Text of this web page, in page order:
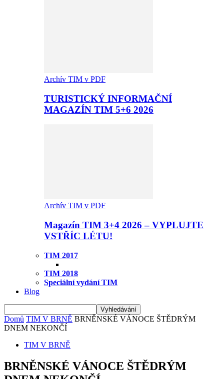
Archív TIM v PDF
TURISTICKÝ INFORMAČNÍ
MAGAZÍN TIM 5+6 2026
Archív TIM v PDF
Magazín TIM 3+4 2026 – VYPLUJTE
VSTŘÍC LÉTU!
TIM 2017
TIM 2018
Speciální vydání TIM
Blog
Domů TIM V BRNĚ BRNĚNSKÉ VÁNOCE ŠTĚDRÝM
DNEM NEKONČÍ
TIM V BRNĚ
BRNĚNSKÉ VÁNOCE ŠTĚDRÝM